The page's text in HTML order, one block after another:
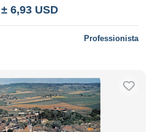
± 6,93 USD
Professionista